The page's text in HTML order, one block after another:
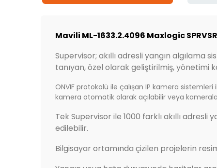
Mavili ML-1633.2.4096 Maxlogic
Supervisor; akıllı adresli yangın
tanıyan, özel olarak geliştirilmiş, yönetimi
ONVIF protokolü ile çalışan IP kamera
kamera otomatik olarak açılabilir veya
Tek Supervisor ile 1000 farklı akıllı
edilebilir.
Bilgisayar ortamında çizilen projelerin